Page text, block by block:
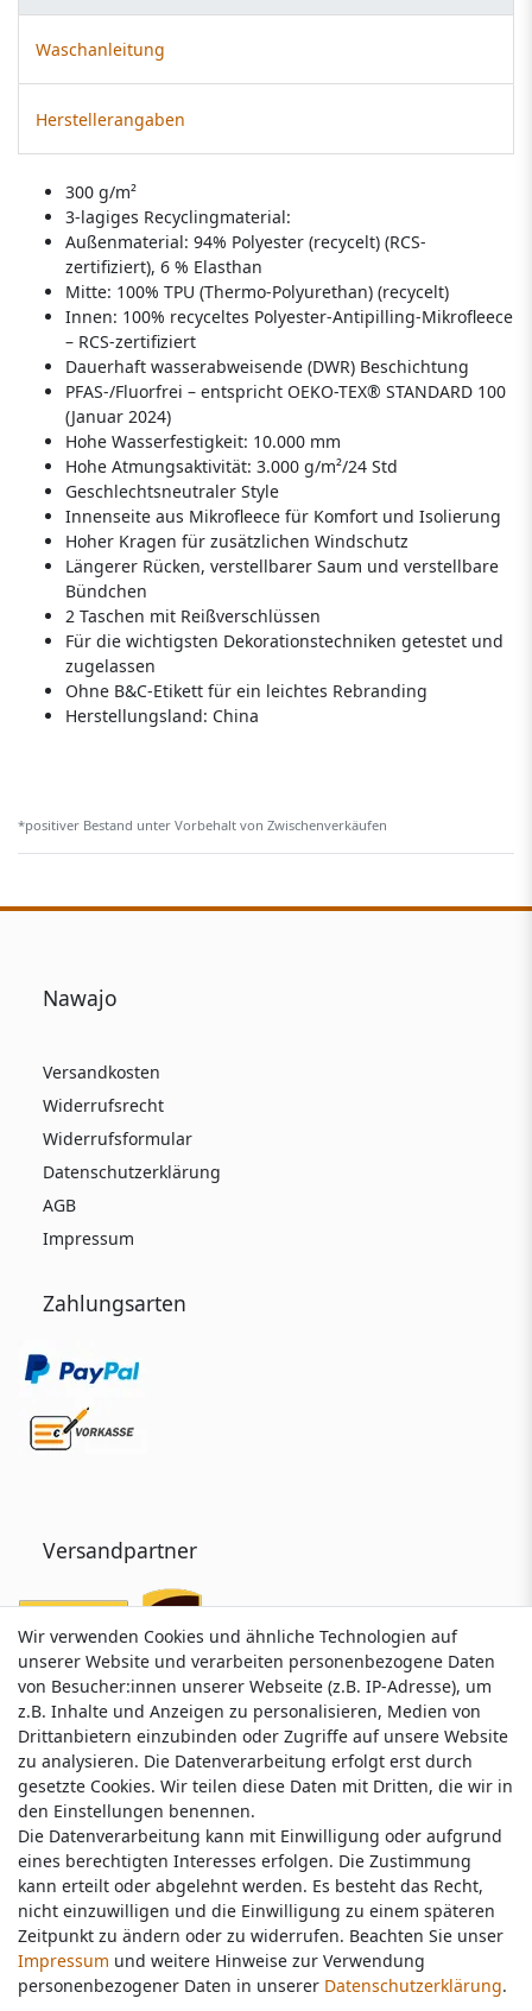
Waschanleitung
Herstellerangaben
300 g/m²
3-lagiges Recyclingmaterial:
Außenmaterial: 94% Polyester (recycelt) (RCS-
zertifiziert), 6 % Elasthan
Mitte: 100% TPU (Thermo-Polyurethan) (recycelt)
Innen: 100% recyceltes Polyester-Antipilling-Mikrofleece
– RCS-zertifiziert
Dauerhaft wasserabweisende (DWR) Beschichtung
PFAS-/Fluorfrei – entspricht OEKO-TEX® STANDARD 100
(Januar 2024)
Hohe Wasserfestigkeit: 10.000 mm
Hohe Atmungsaktivität: 3.000 g/m²/24 Std
Geschlechtsneutraler Style
Innenseite aus Mikrofleece für Komfort und Isolierung
Hoher Kragen für zusätzlichen Windschutz
Längerer Rücken, verstellbarer Saum und verstellbare
Bündchen
2 Taschen mit Reißverschlüssen
Für die wichtigsten Dekorationstechniken getestet und
zugelassen
Ohne B&C-Etikett für ein leichtes Rebranding
Herstellungsland: China
*positiver Bestand unter Vorbehalt von Zwischenverkäufen
Nawajo
Versandkosten
Widerrufsrecht
Widerrufsformular
Datenschutzerklärung
AGB
Impressum
Zahlungsarten
Versandpartner
Service & Kontakt
Wünschen Sie einen Rückruf?
service@nawajo.de
Schreiben Sie uns:
service@nawajo.de
Wir verwenden Cookies und ähnliche Technologien auf
unserer Website und verarbeiten personenbezogene Daten
von Besucher:innen unserer Webseite (z.B. IP-Adresse), um
z.B. Inhalte und Anzeigen zu personalisieren, Medien von
Drittanbietern einzubinden oder Zugriffe auf unsere Website
zu analysieren. Die Datenverarbeitung erfolgt erst durch
gesetzte Cookies. Wir teilen diese Daten mit Dritten, die wir in
den Einstellungen benennen.
Die Datenverarbeitung kann mit Einwilligung oder aufgrund
eines berechtigten Interesses erfolgen. Die Zustimmung
kann erteilt oder abgelehnt werden. Es besteht das Recht,
nicht einzuwilligen und die Einwilligung zu einem späteren
Zeitpunkt zu ändern oder zu widerrufen. Beachten Sie unser
Impressum und weitere Hinweise zur Verwendung
personenbezogener Daten in unserer Daten­schutz­erklärung.
Wir verwenden Cookies und ähnliche Technologien auf
unserer Website und verarbeiten personenbezogene Daten
von Besucher:innen unserer Webseite (z.B. IP-Adresse), um
z.B. Inhalte und Anzeigen zu personalisieren, Medien von
Drittanbietern einzubinden oder Zugriffe auf unsere Website
zu analysieren. Die Datenverarbeitung erfolgt erst durch
gesetzte Cookies. Wir teilen diese Daten mit Dritten, die wir in
den Einstellungen benennen.
Die Datenverarbeitung kann mit Einwilligung oder aufgrund
eines berechtigten Interesses erfolgen. Die Zustimmung
kann erteilt oder abgelehnt werden. Es besteht das Recht,
nicht einzuwilligen und die Einwilligung zu einem späteren
Zeitpunkt zu ändern oder zu widerrufen. Beachten Sie unser
Impressum und weitere Hinweise zur Verwendung
personenbezogener Daten in unserer Daten­schutz­erklärung.